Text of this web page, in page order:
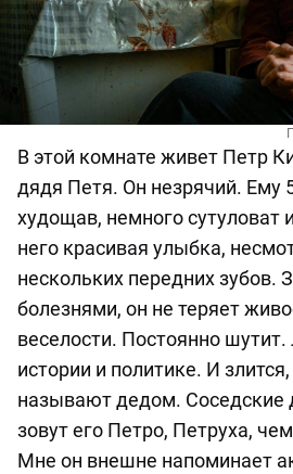
В этой комнате живет Петр
дядя Петя. Он незрячий. Ему
худощав, немного сутуловат
него красивая улыбка,
нескольких передних зубов.
болезнями, он не теряет
веселости. Постоянно
истории и политике. И
называют дедом. Соседские
зовут его Петро, Петруха,
Мне он внешне напоминает